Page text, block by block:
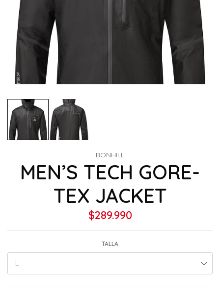
RONHILL
MEN’S TECH GORE-
TEX JACKET
$289.990
TALLA